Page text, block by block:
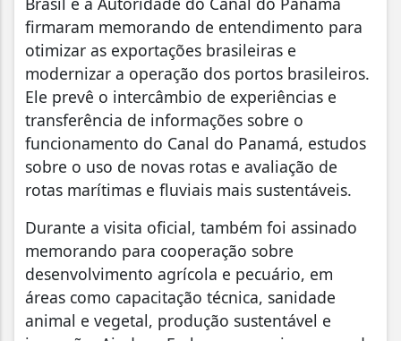
firmaram memorando de entendimento para
otimizar as exportações brasileiras e
modernizar a operação dos portos brasileiros.
Ele prevê o intercâmbio de experiências e
transferência de informações sobre o
funcionamento do Canal do Panamá, estudos
sobre o uso de novas rotas e avaliação de
rotas marítimas e fluviais mais sustentáveis.
Durante a visita oficial, também foi assinado
memorando para cooperação sobre
desenvolvimento agrícola e pecuário, em
áreas como capacitação técnica, sanidade
animal e vegetal, produção sustentável e